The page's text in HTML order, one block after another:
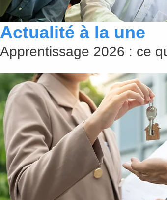
Actualité à la une
Apprentissage 2026 : ce